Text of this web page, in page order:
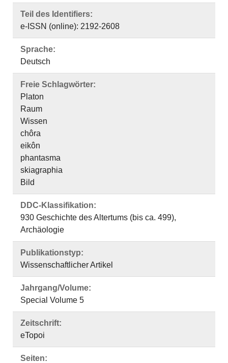
Teil des Identifiers:
e-ISSN (online): 2192-2608
Sprache:
Deutsch
Freie Schlagwörter:
Platon
Raum
Wissen
chôra
eikôn
phantasma
skiagraphia
Bild
DDC-Klassifikation:
930 Geschichte des Altertums (bis ca. 499),
Archäologie
Publikationstyp:
Wissenschaftlicher Artikel
Jahrgang/Volume:
Special Volume 5
Zeitschrift:
eTopoi
Seiten: